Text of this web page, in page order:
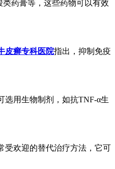
药膏等，这些药物可以有效
皮癣专科医院指出，抑制免疫
选用生物制剂，如抗TNF-α生
受欢迎的替代治疗方法，它可